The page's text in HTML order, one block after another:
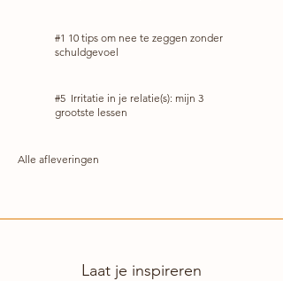
#1 10 tips om nee te zeggen zonder
schuldgevoel
#5 Irritatie in je relatie(s): mijn 3
grootste lessen
Alle afleveringen
Laat je inspireren